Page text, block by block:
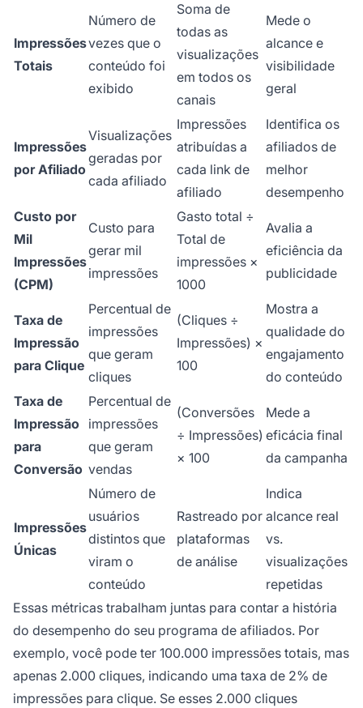
Impressões
Totais
Número de
vezes que o
conteúdo foi
exibido
Soma de
todas as
visualizações
em todos os
canais
Mede o
alcance e
visibilidade
geral
Impressões
por Afiliado
Visualizações
geradas por
cada afiliado
Impressões
atribuídas a
cada link de
afiliado
Identifica os
afiliados de
melhor
desempenho
Custo por
Mil
Impressões
(CPM)
Custo para
gerar mil
impressões
Gasto total ÷
Total de
impressões ×
1000
Avalia a
eficiência da
publicidade
Taxa de
Impressão
para Clique
Percentual de
impressões
que geram
cliques
(Cliques ÷
Impressões) ×
100
Mostra a
qualidade do
engajamento
do conteúdo
Taxa de
Impressão
para
Conversão
Percentual de
impressões
que geram
vendas
(Conversões
÷ Impressões)
× 100
Mede a
eficácia final
da campanha
Impressões
Únicas
Número de
usuários
distintos que
viram o
conteúdo
Rastreado por
plataformas
de análise
Indica
alcance real
vs.
visualizações
repetidas
Essas métricas trabalham juntas para contar a história
do desempenho do seu programa de afiliados. Por
exemplo, você pode ter 100.000 impressões totais, mas
apenas 2.000 cliques, indicando uma taxa de 2% de
impressões para clique. Se esses 2.000 cliques